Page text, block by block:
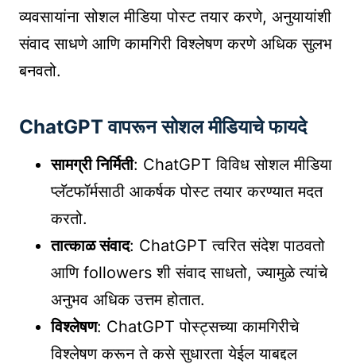
व्यवसायांना सोशल मीडिया पोस्ट तयार करणे, अनुयायांशी
संवाद साधणे आणि कामगिरी विश्लेषण करणे अधिक सुलभ
बनवतो.
ChatGPT वापरून सोशल मीडियाचे फायदे
सामग्री निर्मिती: ChatGPT विविध सोशल मीडिया
प्लॅटफॉर्मसाठी आकर्षक पोस्ट तयार करण्यात मदत
करतो.
तात्काळ संवाद: ChatGPT त्वरित संदेश पाठवतो
आणि followers शी संवाद साधतो, ज्यामुळे त्यांचे
अनुभव अधिक उत्तम होतात.
विश्लेषण: ChatGPT पोस्ट्सच्या कामगिरीचे
विश्लेषण करून ते कसे सुधारता येईल याबद्दल